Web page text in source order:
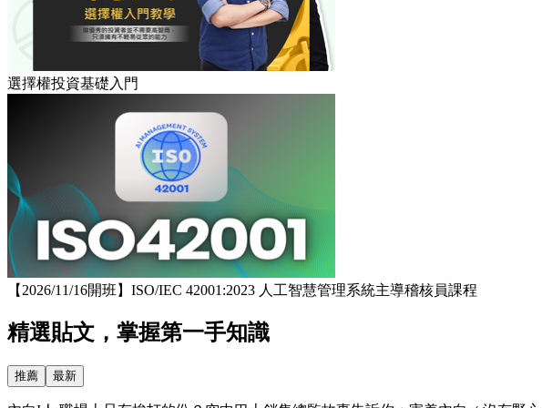
選擇權投資基礎入門
【2026/11/16開班】ISO/IEC 42001:2023 人工智慧管理系統主導稽核員課程
精選貼文，掌握第一手知識
推薦 最新